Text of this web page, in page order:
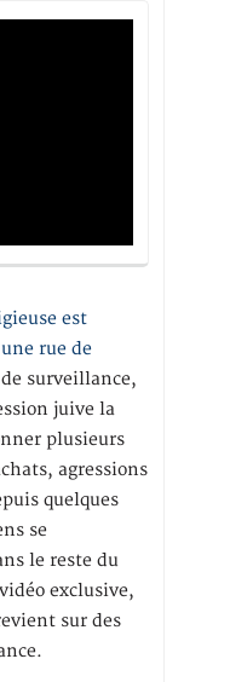
est
rue de
surveillance,
juive la
plusieurs
agressions
quelques
se
le reste du
exclusive,
sur des